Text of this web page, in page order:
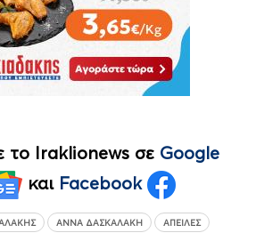
το Iraklionews σε Google
και Facebook
ΆΝΝΑ ΔΑΣΚΑΛΆΚΗ ΑΠΕΙΛΈΣ